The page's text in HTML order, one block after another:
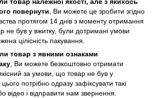
товар належної якості, але з якихось
повернути, Ви можете це зробити згідно
протягом 14 днів з моменту отримання
не був у вжитку, були дотримані умови
цілісність пакування.
товар з явними ознаками
, Ви можете безкоштовно отримати
за умови, що товар не був у
потрібно одразу зафіксувати такі
відео і відправити нам звернення.